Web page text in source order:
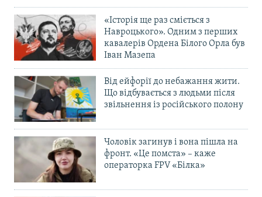
«Історія ще раз сміється з
Навроцького». Одним з перших
кавалерів Ордена Білого Орла був
Іван Мазепа
Від ейфорії до небажання жити.
Що відбувається з людьми після
звільнення із російського полону
Чоловік загинув і вона пішла на
фронт. «Це помста» – каже
операторка FPV «Білка»